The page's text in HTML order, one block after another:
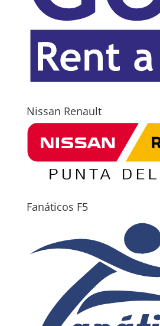
Nissan Renault
Fanáticos F5